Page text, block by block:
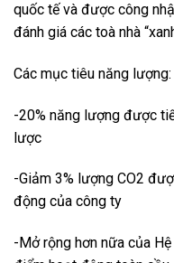
quốc tế và được công
đánh giá các toà nhà
Các mục tiêu năng lượng:
-20% năng lượng được
lược
-Giảm 3% lượng CO2
động của công ty
-Mở rộng hơn nữa của